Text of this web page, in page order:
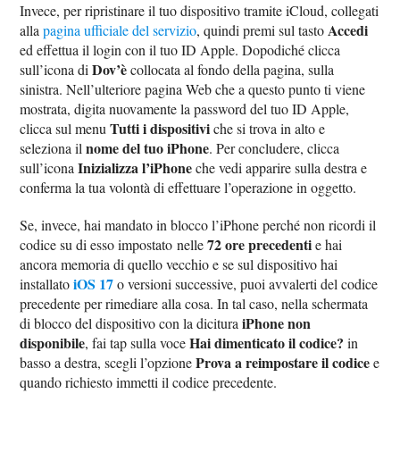
Invece, per ripristinare il tuo dispositivo tramite iCloud, collegati
allapagina ufficiale del servizio, quindi premi sul tastoAccedi
ed effettua il login con il tuo ID Apple. Dopodiché clicca
sull’icona diDov’ècollocata al fondo della pagina, sulla
sinistra. Nell’ulteriore pagina Web che a questo punto ti viene
mostrata, digita nuovamente la password del tuo ID Apple,
clicca sul menuTutti i dispositiviche si trova in alto e
seleziona ilnome del tuo iPhone. Per concludere, clicca
sull’iconaInizializza l’iPhoneche vedi apparire sulla destra e
conferma la tua volontà di effettuare l’operazione in oggetto.
Se, invece, hai mandato in blocco l’iPhone perché non ricordi il
codice su di esso impostato nelle72 ore precedentie hai
ancora memoria di quello vecchio e se sul dispositivo hai
installatoiOS 17o versioni successive, puoi avvalerti del codice
precedente per rimediare alla cosa. In tal caso, nella schermata
di blocco del dispositivo con la dicituraiPhone non
disponibile, fai tap sulla voceHai dimenticato il codice? in
basso a destra, scegli l’opzioneProva a reimpostare il codicee
quando richiesto immetti il codice precedente.